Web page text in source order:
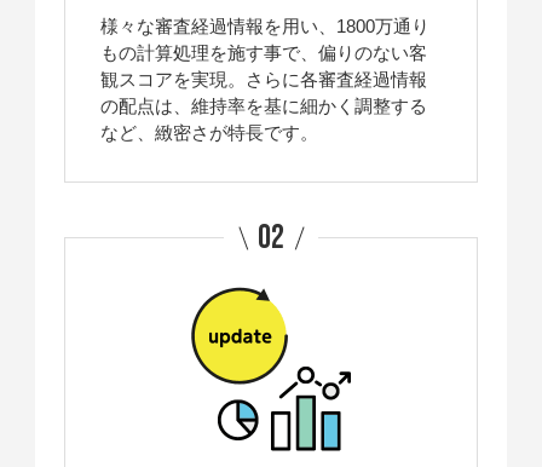
様々な審査経過情報を用い、1800万通り
もの計算処理を施す事で、偏りのない客
観スコアを実現。さらに各審査経過情報
の配点は、維持率を基に細かく調整する
など、緻密さが特長です。
02